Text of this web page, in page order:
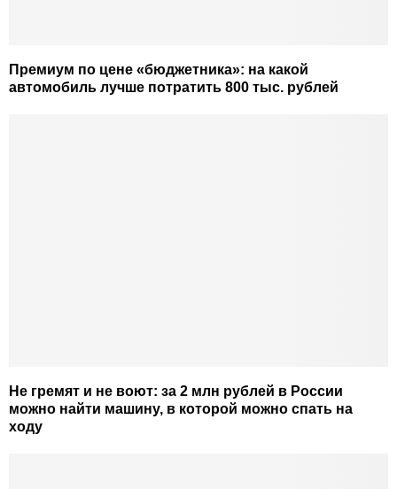
Премиум по цене «бюджетника»: на какой
автомобиль лучше потратить 800 тыс. рублей
Не гремят и не воют: за 2 млн рублей в России
можно найти машину, в которой можно спать на
ходу